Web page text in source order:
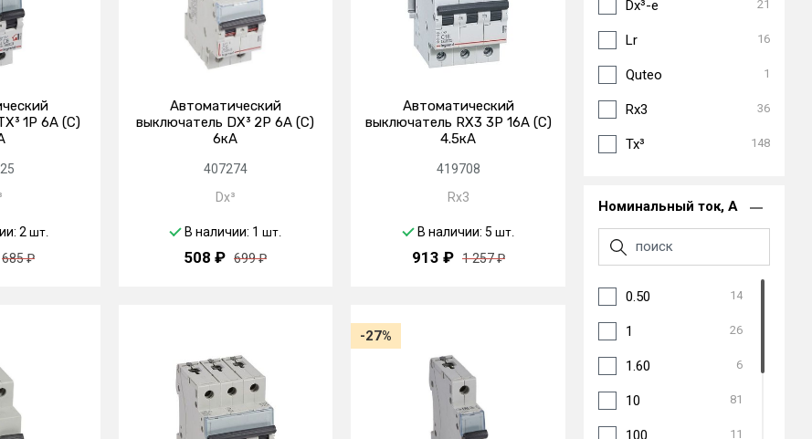
1P 6А (C)
2шт.
685 ₽
Автоматический
выключатель DX³ 2P 6А (C)
6кА
407274
Dx³
В наличии: 1 шт.
508 ₽ 699 ₽
Автоматический
выключатель RX3 3P 16А (C)
4.5кА
419708
Rx3
В наличии: 5 шт.
913 ₽ 1 257 ₽
-27%
Dx³-e 21
Lr 16
Quteo 1
Rx3 36
Tx³ 148
Номинальный ток, А
0.50 14
1 26
1.60 6
10 81
100 11